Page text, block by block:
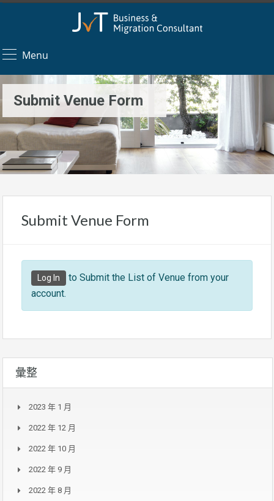
Menu
Submit Venue Form
Submit Venue Form
Log In
to Submit the List of Venue from your
account.
彙整
2023 年 1 月
2022 年 12 月
2022 年 10 月
2022 年 9 月
2022 年 8 月